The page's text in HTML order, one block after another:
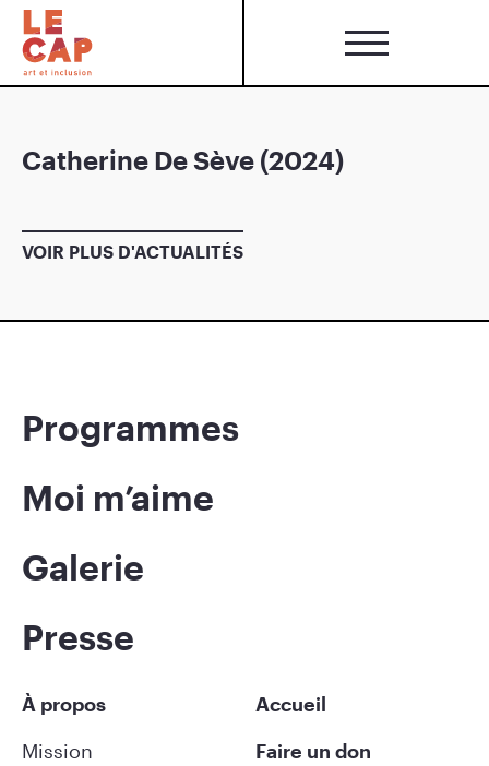
Catherine De Sève (2024)
VOIR PLUS D'ACTUALITÉS
Programmes
Moi m’aime
Galerie
Presse
À propos
Mission
Accueil
Faire un don